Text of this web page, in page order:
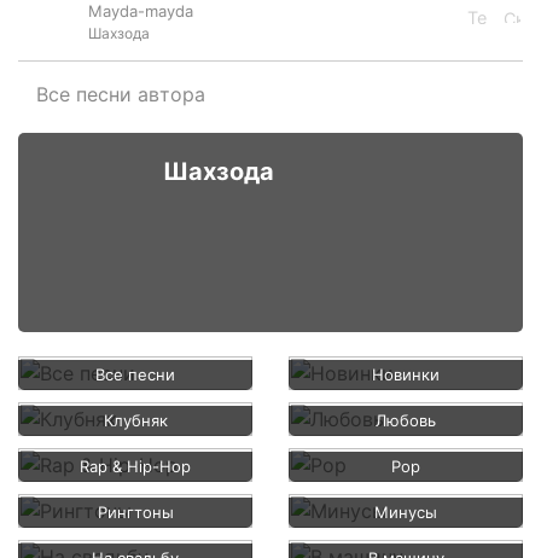
Mayda-mayda
Шахзода
Все песни автора
Шахзода
Все песни Новинки
Клубняк Любовь
Rap & Hip-Hop Pop
Рингтоны Минусы